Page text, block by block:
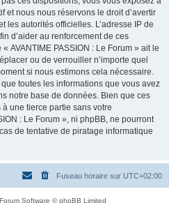
et nous nous réservons le droit d’avertir
les autorités officielles. L’adresse IP de
d’aider au renforcement de ces
AVANTIME PASSION : Le Forum » ait le
ou de verrouiller n’importe quel
si nous estimons cela nécessaire.
toutes les informations que vous avez
notre base de données. Bien que ces
une tierce partie sans votre
: Le Forum », ni phpBB, ne pourront
de tentative de piratage informatique
Fuseau horaire sur UTC+02:00
Software © phpBB Limited